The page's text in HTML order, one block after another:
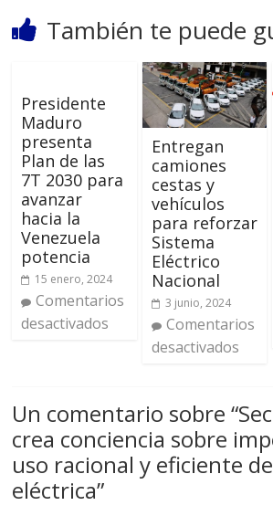
También te puede
Presidente
Maduro
presenta
Plan de las
7T 2030 para
avanzar
hacia la
Venezuela
potencia
15 enero, 2024
Comentarios
desactivados
Entregan
camiones
cestas y
vehículos
para reforzar
Sistema
Eléctrico
Nacional
3 junio, 2024
Comentarios
desactivados
Un comentario sobre “
crea conciencia sobre
uso racional y eficiente
eléctrica”